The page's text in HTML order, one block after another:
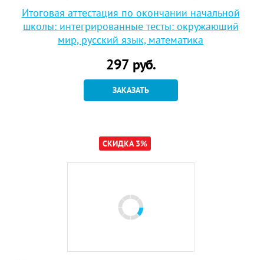
Итоговая аттестация по окончании начальной
школы: интегрированные тесты: окружающий
мир, русский язык, математика
297руб.
ЗАКАЗАТЬ
СКИДКА 3%